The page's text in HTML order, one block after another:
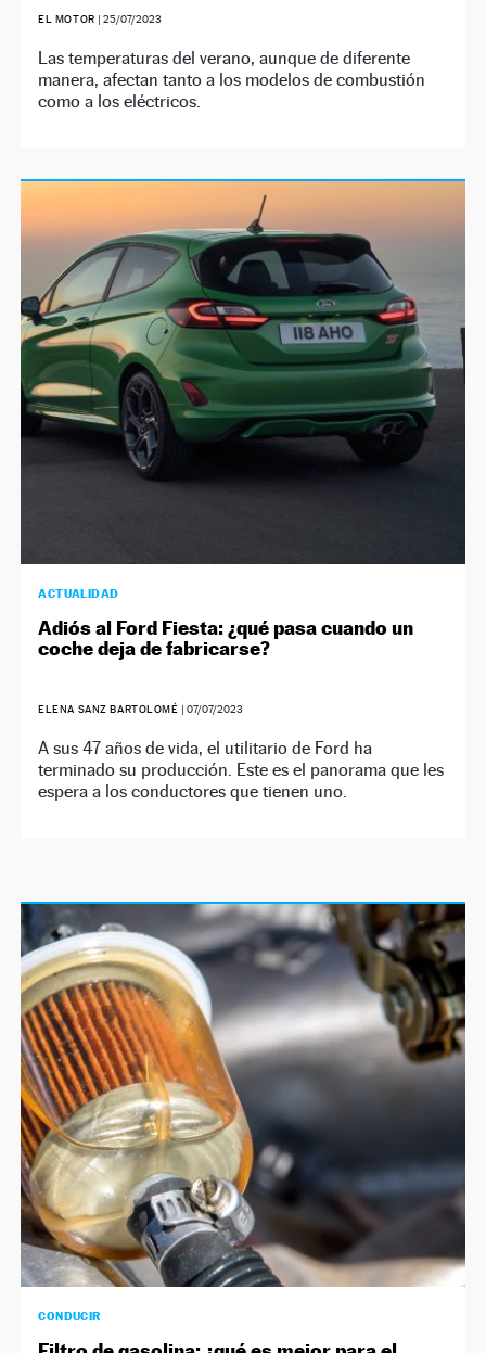
EL MOTOR | 25/07/2023
Las temperaturas del verano, aunque de diferente
manera, afectan tanto a los modelos de combustión
como a los eléctricos.
ACTUALIDAD
Adiós al Ford Fiesta: ¿qué pasa cuando un
coche deja de fabricarse?
ELENA SANZ BARTOLOMÉ | 07/07/2023
A sus 47 años de vida, el utilitario de Ford ha
terminado su producción. Este es el panorama que les
espera a los conductores que tienen uno.
CONDUCIR